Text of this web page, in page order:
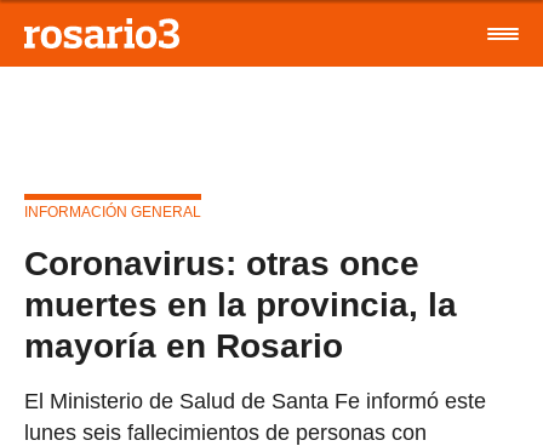
INFORMACIÓN GENERAL
Coronavirus: otras once
muertes en la provincia, la
mayoría en Rosario
El Ministerio de Salud de Santa Fe informó este
lunes seis fallecimientos de personas con